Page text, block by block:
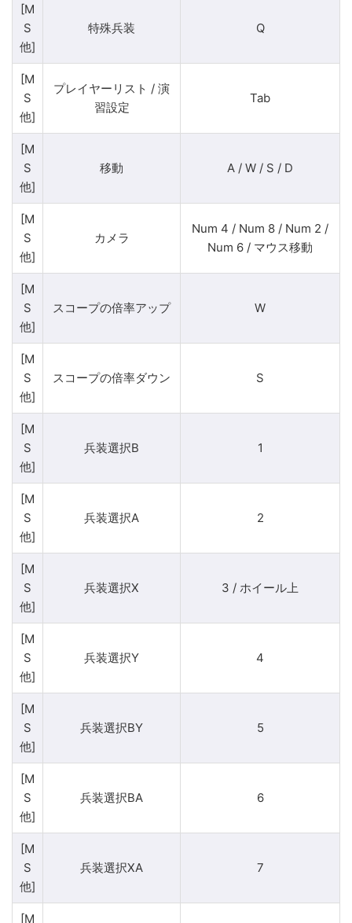
[M
S
他]
特殊兵装 Q
[M
S
他]
プレイヤーリスト / 演
習設定
Tab
[M
S
他]
移動 A / W / S / D
[M
S
他]
カメラ
Num 4 / Num 8 / Num 2 /
Num 6 / マウス移動
[M
S
他]
スコープの倍率アップ W
[M
S
他]
スコープの倍率ダウン S
[M
S
他]
兵装選択B 1
[M
S
他]
兵装選択A 2
[M
S
他]
兵装選択X 3 / ホイール上
[M
S
他]
兵装選択Y 4
[M
S
他]
兵装選択BY 5
[M
S
他]
兵装選択BA 6
[M
S
他]
兵装選択XA 7
[M